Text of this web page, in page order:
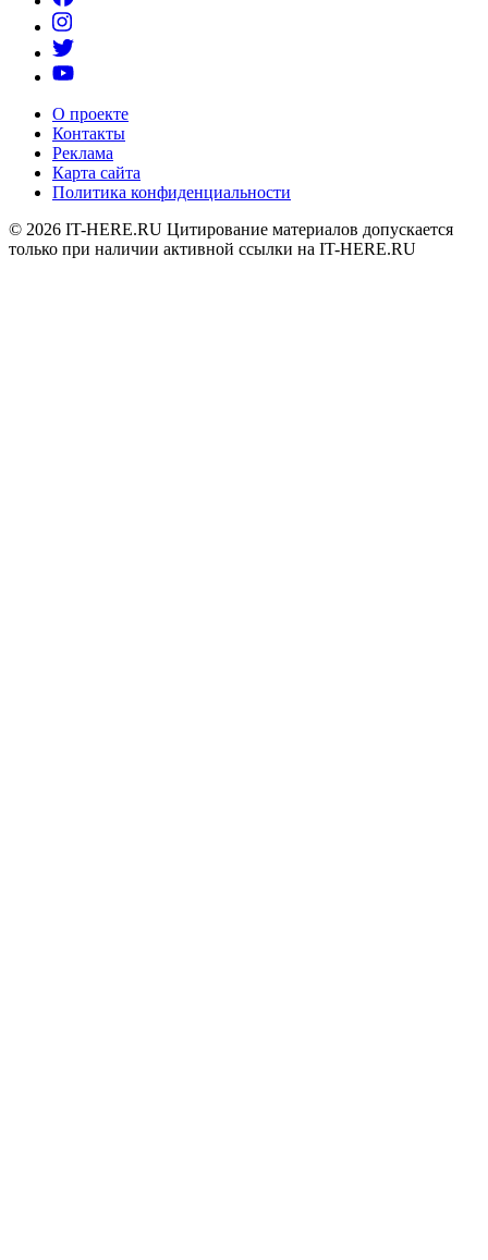
О проекте
Контакты
Реклама
Карта сайта
Политика конфиденциальности
© 2026 IT-HERE.RU Цитирование материалов допускается
только при наличии активной ссылки на IT-HERE.RU